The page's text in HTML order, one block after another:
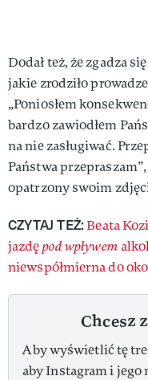
Dodał też, że zgadza
jakie zrodziło
„Poniosłem
bardzo zawiodłem
na nie zasługiwać.
Państwa
opatrzony swoim
CZYTAJ TEŻ: Beata
jazdępod wpływem
niewspółmierna do
Chcesz
Aby wyświetlić tę
aby Instagram i jego